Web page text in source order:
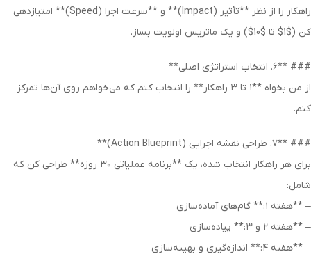
راهکار را از نظر **تأثیر (Impact)** و **سرعت اجرا (Speed)** امتیازدهی
کن ($1$ تا $10$) و یک ماتریس اولویت بساز.
### **۶. انتخاب استراتژی اصلی**
از من بخواه **۱ تا ۳ راهکار** را انتخاب کنم که می‌خواهم روی آن‌ها تمرکز
کنم.
### **۷. طراحی نقشه اجرایی (Action Blueprint)**
برای هر راهکار انتخاب شده، یک **برنامه عملیاتی ۳۰ روزه** طراحی کن که
شامل:
– **هفته ۱:** گام‌های آماده‌سازی
– **هفته ۲ و ۳:** پیاده‌سازی
– **هفته ۴:** اندازه‌گیری و بهینه‌سازی